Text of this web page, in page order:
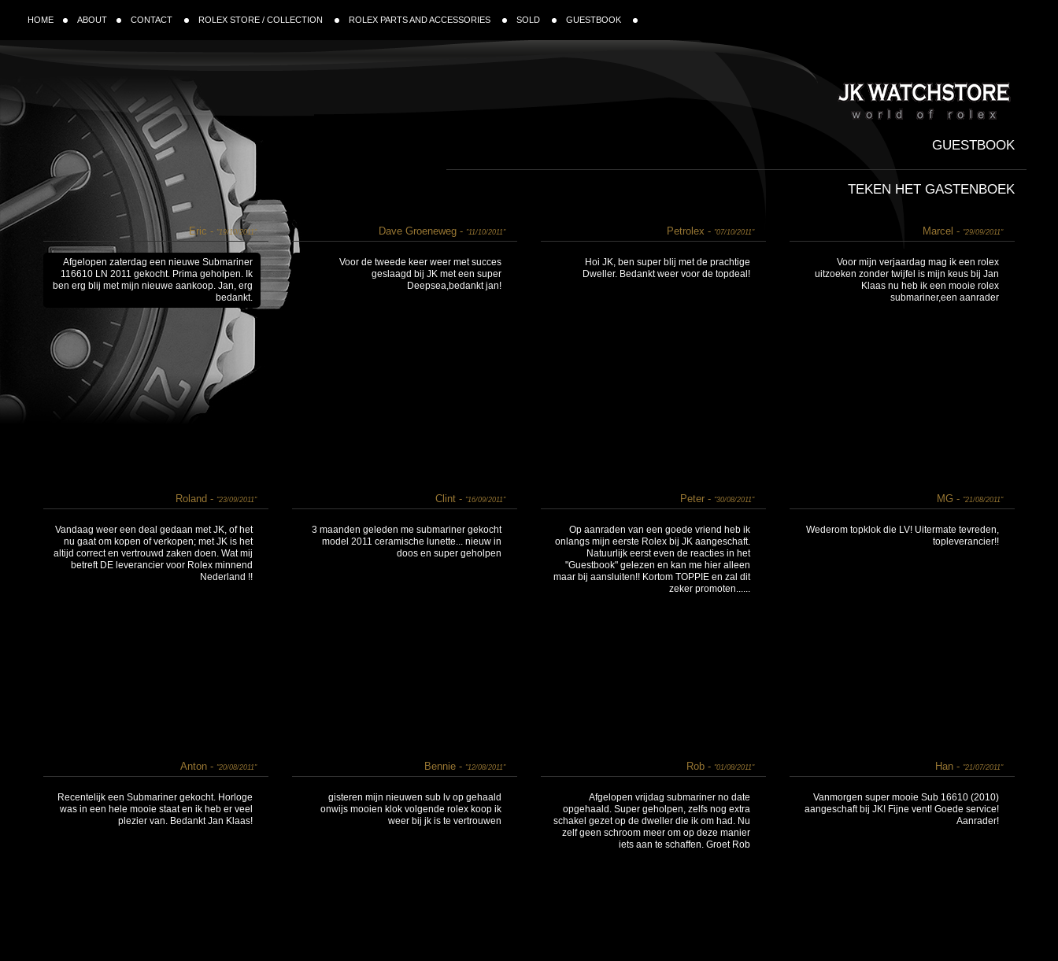
HOME ABOUT CONTACT ROLEX STORE / COLLECTION ROLEX PARTS AND ACCESSORIES SOLD GUESTBOOK
GUESTBOOK
TEKEN HET GASTENBOEK
Eric - "19/10/2011"
Afgelopen zaterdag een nieuwe Submariner
116610 LN 2011 gekocht. Prima geholpen. Ik
ben erg blij met mijn nieuwe aankoop. Jan, erg
bedankt.
Dave Groeneweg - "11/10/2011"
Voor de tweede keer weer met succes
geslaagd bij JK met een super
Deepsea,bedankt jan!
Petrolex - "07/10/2011"
Hoi JK, ben super blij met de prachtige
Dweller. Bedankt weer voor de topdeal!
Marcel - "29/09/2011"
Voor mijn verjaardag mag ik een rolex
uitzoeken zonder twijfel is mijn keus bij Jan
Klaas nu heb ik een mooie rolex
submariner,een aanrader
Roland - "23/09/2011"
Vandaag weer een deal gedaan met JK, of het
nu gaat om kopen of verkopen; met JK is het
altijd correct en vertrouwd zaken doen. Wat mij
betreft DE leverancier voor Rolex minnend
Nederland !!
Clint - "16/09/2011"
3 maanden geleden me submariner gekocht
model 2011 ceramische lunette... nieuw in
doos en super geholpen
Peter - "30/08/2011"
Op aanraden van een goede vriend heb ik
onlangs mijn eerste Rolex bij JK aangeschaft.
Natuurlijk eerst even de reacties in het
"Guestbook" gelezen en kan me hier alleen
maar bij aansluiten!! Kortom TOPPIE en zal dit
zeker promoten......
MG - "21/08/2011"
Wederom topklok die LV! Uitermate tevreden,
topleverancier!!
Anton - "20/08/2011"
Recentelijk een Submariner gekocht. Horloge
was in een hele mooie staat en ik heb er veel
plezier van. Bedankt Jan Klaas!
Bennie - "12/08/2011"
gisteren mijn nieuwen sub lv op gehaald
onwijs mooien klok volgende rolex koop ik
weer bij jk is te vertrouwen
Rob - "01/08/2011"
Afgelopen vrijdag submariner no date
opgehaald. Super geholpen, zelfs nog extra
schakel gezet op de dweller die ik om had. Nu
zelf geen schroom meer om op deze manier
iets aan te schaffen. Groet Rob
Han - "21/07/2011"
Vanmorgen super mooie Sub 16610 (2010)
aangeschaft bij JK! Fijne vent! Goede service!
Aanrader!